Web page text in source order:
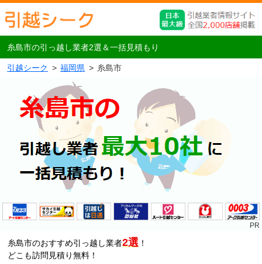
糸島市の引っ越し業者2選＆一括見積もり
引越シーク 福岡県 糸島市
糸島市のおすすめ引っ越し業者2選 ！
どこも訪問見積り無料！